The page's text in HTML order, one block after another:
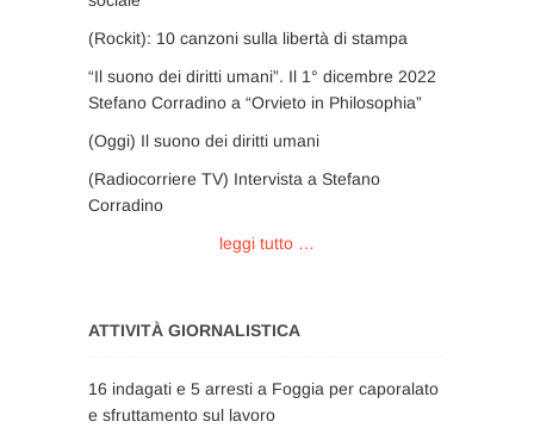
(Rockit): 10 canzoni sulla libertà di stampa
“Il suono dei diritti umani”. Il 1° dicembre 2022
Stefano Corradino a “Orvieto in Philosophia”
(Oggi) Il suono dei diritti umani
(Radiocorriere TV) Intervista a Stefano
Corradino
leggi tutto …
ATTIVITÀ GIORNALISTICA
16 indagati e 5 arresti a Foggia per caporalato
e sfruttamento sul lavoro